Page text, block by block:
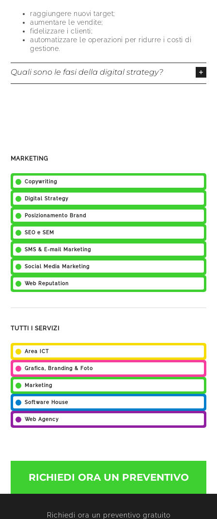
raggiungere nuovi target;
aumentare le vendite;
fidelizzare i clienti;
automatizzare le operazioni per ridurre i costi di
gestione.
Quali sono le fasi della digital strategy?
identificare il tuo pubblico:
rivolgendo è indispensabile per creare contenuti in
linea con i loro interessi e capire le loro esigenze;
scegliere i canali giusti:non tutti i canali portano
risultati allo stesso modo. Saper individuare i canali
giusti per i diversi obiettivi aziendali è uno degli
aspetti principali di una buona digital strategy;
misurare i risultati:monitorare i risultati in una
campagna di web marketing aiuta a capire cosa
funziona e cosa invece ha bisogno di essere
modificato. Per questo è fondamentale misurare nel
tempo tutti i progressi che sono stati fatti.
MARKETING
Copywriting
Digital Strategy
Posizionamento Brand
SEO e SEM
SMS & E-mail Marketing
Social Media Marketing
Web Reputation
TUTTI I SERVIZI
Area ICT
Grafica, Branding & Foto
Marketing
Software House
Web Agency
RICHIEDI ORA UN PREVENTIVO
Richiedi ora un preventivo gratuito